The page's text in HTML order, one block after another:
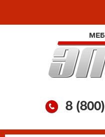
8 (800)